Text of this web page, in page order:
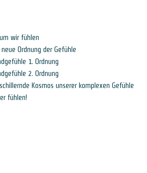
wir fühlen
Ordnung der Gefühle
1. Ordnung
2. Ordnung
Kosmos unserer komplexen Gefühle
fühlen!